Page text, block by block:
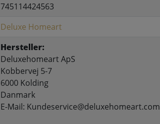
745114424563
Deluxe Homeart
Hersteller:
Deluxehomeart ApS
Kobbervej 5-7
6000 Kolding
Danmark
E-Mail: Kundeservice@deluxehomeart.com